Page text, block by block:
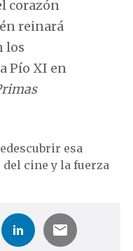
corazón
reinará
los
Pío XI en
esa
cine y la fuerza